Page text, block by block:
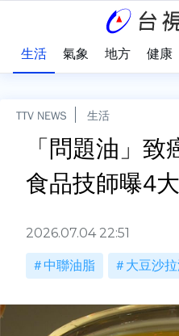
生活 氣象 地方 健康
TTV NEWS 生活
「問題油」致
食品技師曝4
2026.07.04 22:51
中聯油脂 大豆沙